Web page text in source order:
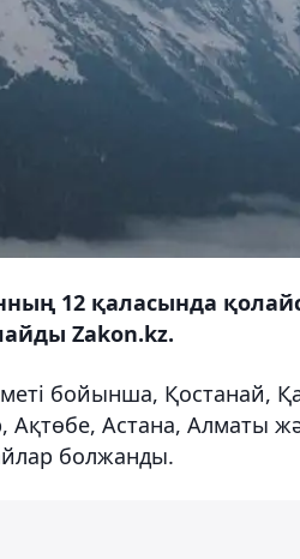
12 қаласында
Zakon.kz.
бойынша, Қостанай,
Ақтөбе, Астана, Алматы
болжанды.